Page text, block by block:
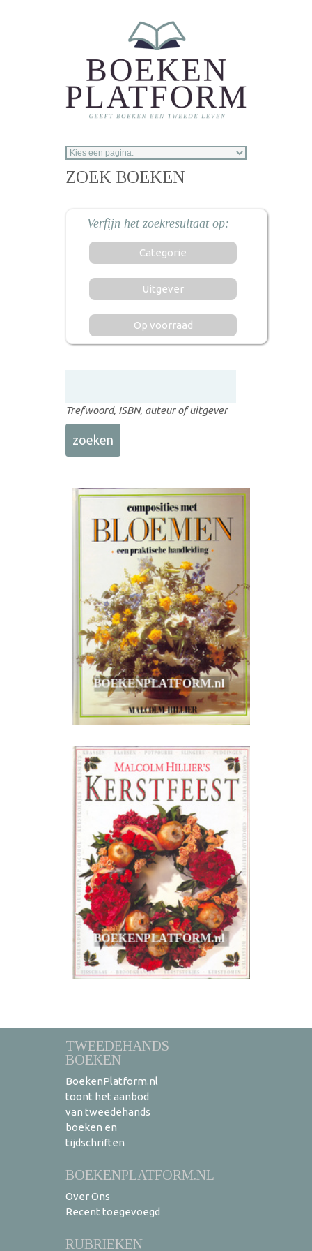
ZOEK BOEKEN
Categorie
Uitgever
Op voorraad
Trefwoord, ISBN, auteur of uitgever
TWEEDEHANDS
BOEKEN
BoekenPlatform.nl
toont het aanbod
van tweedehands
boeken en
tijdschriften
BOEKENPLATFORM.NL
Over Ons
Recent toegevoegd
RUBRIEKEN